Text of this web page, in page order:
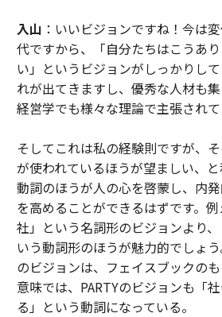
入山 ：いいビジョンですね！今は
代ですから、「自分たちはこうあ
い」というビジョンがしっかりし
れが出てきますし、優秀な人材も
経営学でも様々な理論で主張されて
そしてこれは私の経験則ですが、
が使われているほうが望ましい、と
動詞のほうが人の心を啓蒙し、内
を高めることができるはずです。
社」という名詞形のビジョンより
いう動詞形のほうが魅力的でしょ
のビジョンは、フェイスブックの
意味では、PARTYのビジョンも「
る」という動詞になっている。